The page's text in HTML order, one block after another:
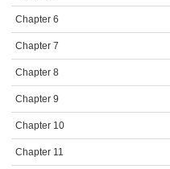
Chapter 6
Chapter 7
Chapter 8
Chapter 9
Chapter 10
Chapter 11